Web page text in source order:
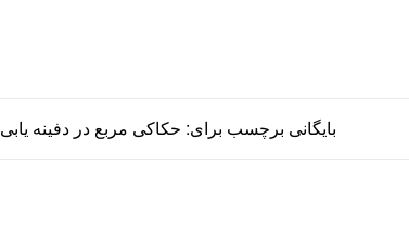
بایگانی برچسب برای: حکاکی مربع در دفینه یابی